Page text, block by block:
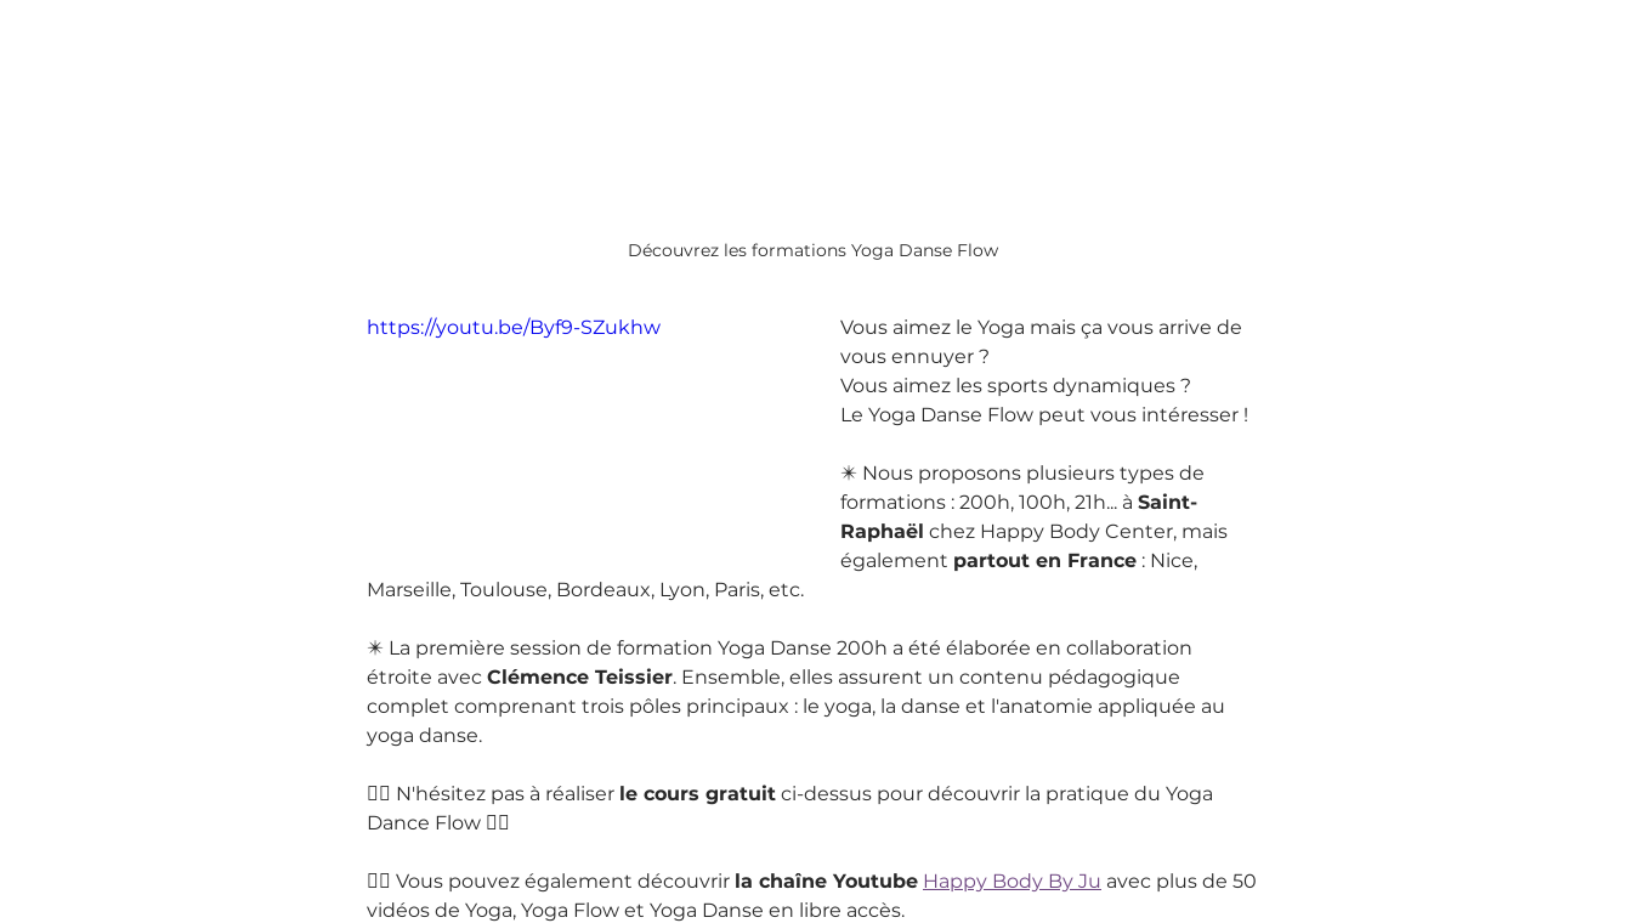
Découvrez les formations Yoga Danse Flow
https://youtu.be/Byf9-SZukhw
Vous aimez le Yoga mais ça vous arrive de
vous ennuyer ?
Vous aimez les sports dynamiques ?
Le Yoga Danse Flow peut vous intéresser !
✴️ Nous proposons plusieurs types de
formations : 200h, 100h, 21h... à Saint-
Raphaël chez Happy Body Center, mais
également partout en France : Nice,
Marseille, Toulouse, Bordeaux, Lyon, Paris, etc.
✴️ La première session de formation Yoga Danse 200h a été élaborée en collaboration
étroite avec Clémence Teissier. Ensemble, elles assurent un contenu pédagogique
complet comprenant trois pôles principaux : le yoga, la danse et l'anatomie appliquée au
yoga danse.
👉🏻 N'hésitez pas à réaliser le cours gratuit ci-dessus pour découvrir la pratique du Yoga
Dance Flow 👆🏼
👉🏻 Vous pouvez également découvrir la chaîne Youtube Happy Body By Ju avec plus de 50
vidéos de Yoga, Yoga Flow et Yoga Danse en libre accès.